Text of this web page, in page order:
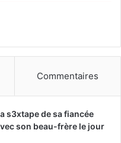
Commentaires
s3xtape de sa fiancée
son beau-frère le jour